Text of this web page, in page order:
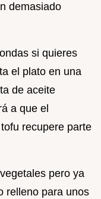
demasiado
si quieres
el plato en una
de aceite
a que el
recupere parte
pero ya
relleno para unos